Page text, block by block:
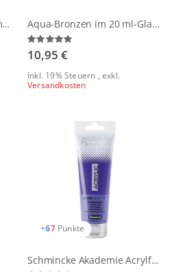
Liquitex® - Marker mit 2 mm Rundspitze Aqua-Bronzen im 20 ml-Glas vom Schmincke
Bewertung:
100%
10,95 €
Inkl. 19% Steuern ,exkl.
Versandkosten
+67 Punkte
Schmincke Akademie Acrylfarben 120ml